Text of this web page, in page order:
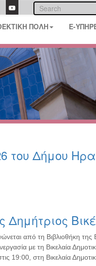
ΠΟΛΗ E-
του Δήμου
Δημήτριος
από τη Βιβλιοθήκη
με τη Βικελαία
19:00, στη Βικελαία